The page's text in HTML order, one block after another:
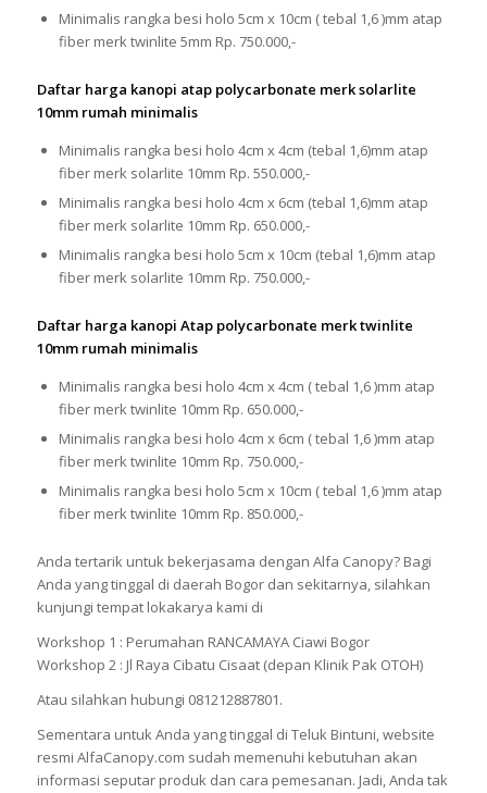
Minimalis rangka besi holo 5cm x 10cm ( tebal 1,6 )mm atap
fiber merk twinlite 5mm Rp. 750.000,-
Daftar harga kanopi atap polycarbonate merk solarlite
10mm rumah minimalis
Minimalis rangka besi holo 4cm x 4cm (tebal 1,6)mm atap
fiber merk solarlite 10mm Rp. 550.000,-
Minimalis rangka besi holo 4cm x 6cm (tebal 1,6)mm atap
fiber merk solarlite 10mm Rp. 650.000,-
Minimalis rangka besi holo 5cm x 10cm (tebal 1,6)mm atap
fiber merk solarlite 10mm Rp. 750.000,-
Daftar harga kanopi Atap polycarbonate merk twinlite
10mm rumah minimalis
Minimalis rangka besi holo 4cm x 4cm ( tebal 1,6 )mm atap
fiber merk twinlite 10mm Rp. 650.000,-
Minimalis rangka besi holo 4cm x 6cm ( tebal 1,6 )mm atap
fiber merk twinlite 10mm Rp. 750.000,-
Minimalis rangka besi holo 5cm x 10cm ( tebal 1,6 )mm atap
fiber merk twinlite 10mm Rp. 850.000,-
Anda tertarik untuk bekerjasama dengan Alfa Canopy? Bagi
Anda yang tinggal di daerah Bogor dan sekitarnya, silahkan
kunjungi tempat lokakarya kami di
Workshop 1 : Perumahan RANCAMAYA Ciawi Bogor
Workshop 2 : Jl Raya Cibatu Cisaat (depan Klinik Pak OTOH)
Atau silahkan hubungi 081212887801.
Sementara untuk Anda yang tinggal di Teluk Bintuni, website
resmi AlfaCanopy.com sudah memenuhi kebutuhan akan
informasi seputar produk dan cara pemesanan. Jadi, Anda tak